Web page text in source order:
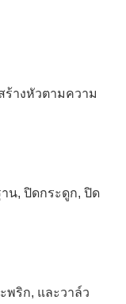
ร้างหัวตามความ
น, ปิดกระดูก, ปิด
พริก, และวาล์ว